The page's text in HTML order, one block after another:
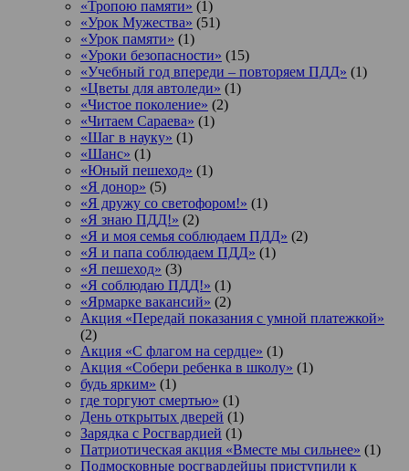
«Тропою памяти» (1)
«Урок Мужества» (51)
«Урок памяти» (1)
«Уроки безопасности» (15)
«Учебный год впереди – повторяем ПДД» (1)
«Цветы для автоледи» (1)
«Чистое поколение» (2)
«Читаем Сараева» (1)
«Шаг в науку» (1)
«Шанс» (1)
«Юный пешеход» (1)
«Я донор» (5)
«Я дружу со светофором!» (1)
«Я знаю ПДД!» (2)
«Я и моя семья соблюдаем ПДД» (2)
«Я и папа соблюдаем ПДД» (1)
«Я пешеход» (3)
«Я соблюдаю ПДД!» (1)
«Ярмарке вакансий» (2)
Акция «Передай показания с умной платежкой»
(2)
Акция «С флагом на сердце» (1)
Акция «Собери ребенка в школу» (1)
будь ярким» (1)
где торгуют смертью» (1)
День открытых дверей (1)
Зарядка с Росгвардией (1)
Патриотическая акция «Вместе мы сильнее» (1)
Подмосковные росгвардейцы приступили к